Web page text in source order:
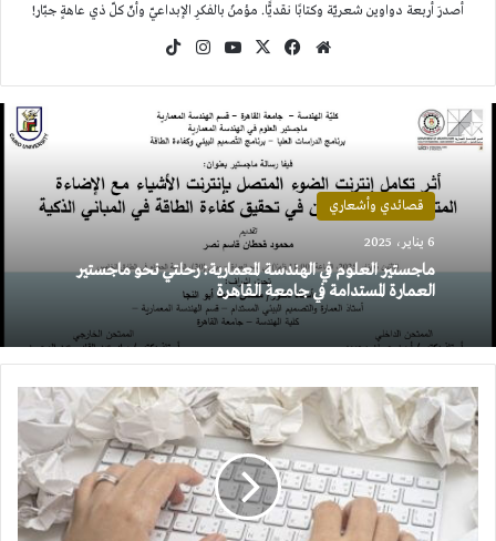
أصدرَ أربعة دواوين شعريّة وكتابًا نقديًّا. مؤمنٌ بالفكرِ الإبداعيّ وأنّ كلّ ذي عاهةٍ جبّار!
موقع
فيسبوك
‫X
‫YouTubeانستقرام
قصائدي وأشعاري
6 يناير، 2025
ماجستير العلوم في الهندسة المعمارية: رحلتي نحو ماجستير
العمارة المستدامة في جامعة القاهرة
8
خطوات
لتحرير
كتاباتك